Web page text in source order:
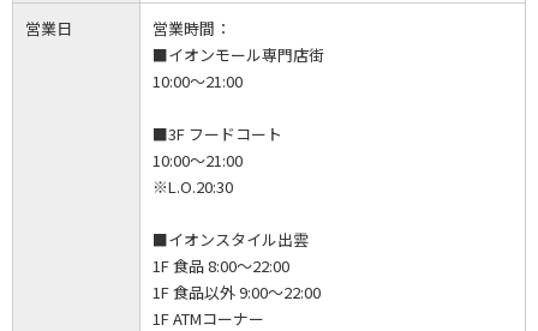
営業日
営業時間：
■イオンモール専門店街
10:00～21:00
■3F フードコート
10:00～21:00
※L.O.20:30
■イオンスタイル出雲
1F 食品 8:00～22:00
1F 食品以外 9:00～22:00
1F ATMコーナー